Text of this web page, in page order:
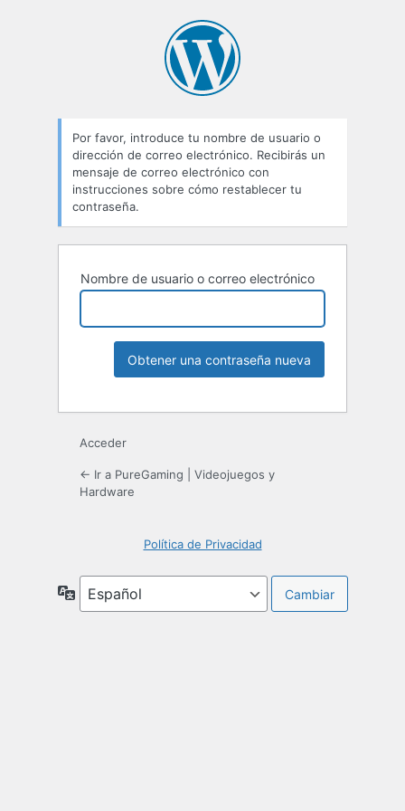
Por favor, introduce tu nombre de usuario o
dirección de correo electrónico. Recibirás un
mensaje de correo electrónico con
instrucciones sobre cómo restablecer tu
contraseña.
Nombre de usuario o correo electrónico
Acceder
← Ir a PureGaming | Videojuegos y
Hardware
Política de Privacidad
Idioma